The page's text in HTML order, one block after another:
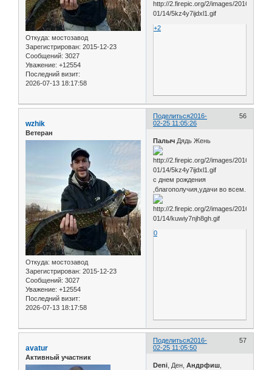
Откуда: мостозавод
Зарегистрирован: 2015-12-23
Сообщений: 3027
Уважение: +12554
Последний визит:
2026-07-13 18:17:58
+2
Поделиться 56
2016-
02-25 11:05:26
wzhik
Ветеран
Откуда: мостозавод
Зарегистрирован: 2015-12-23
Сообщений: 3027
Уважение: +12554
Последний визит:
2026-07-13 18:17:58
Палыч Дядь Жень
с днем рождения
,благополучия,удачи во всем.
0
Поделиться 57
2016-
02-25 11:05:50
avatur
Активный участник
Deni, Ден,Андрфиш,